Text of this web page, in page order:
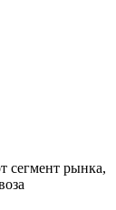
сегмент рынка,